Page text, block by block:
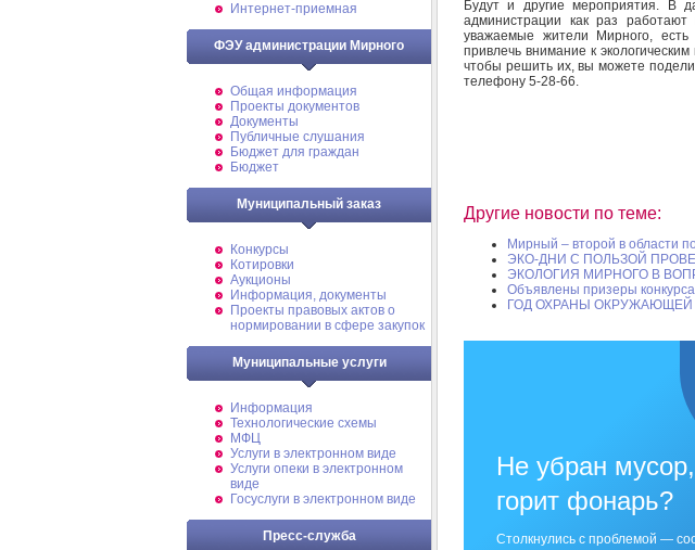
Интернет-приемная
ФЭУ администрации Мирного
Общая информация
Проекты документов
Документы
Публичные слушания
Бюджет для граждан
Бюджет
Муниципальный заказ
Конкурсы
Котировки
Аукционы
Информация, документы
Проекты правовых актов о
нормировании в сфере закупок
Муниципальные услуги
Информация
Технологические схемы
МФЦ
Услуги в электронном виде
Услуги опеки в электронном
виде
Госуслуги в электронном виде
Пресс-служба
Будут и другие мероприятия. В
администрации как раз
уважаемые жители Мирного, есть
привлечь внимание к
чтобы решить их, вы можете
телефону 5-28-66.
Другие новости по теме:
Мирный – второй в области
ЭКО-ДНИ С ПОЛЬЗОЙ
ЭКОЛОГИЯ МИРНОГО В
Объявлены призеры конкурса
ГОД ОХРАНЫ
Не убран
горит фонарь?
Столкнулись с проблемой —